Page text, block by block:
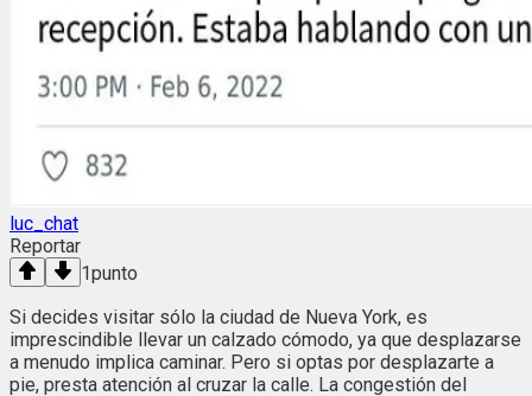
luc_chat
Reportar
1punto
Si decides visitar sólo la ciudad de Nueva York, es
imprescindible llevar un calzado cómodo, ya que desplazarse
a menudo implica caminar. Pero si optas por desplazarte a
pie, presta atención al cruzar la calle. La congestión del